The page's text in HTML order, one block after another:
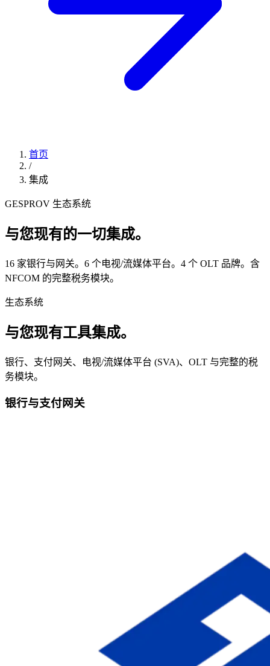
首页
/
集成
GESPROV 生态系统
与您现有的一切集成。
16 家银行与网关。6 个电视/流媒体平台。4 个 OLT 品牌。含
NFCOM 的完整税务模块。
生态系统
与您现有工具集成。
银行、支付网关、电视/流媒体平台 (SVA)、OLT 与完整的税
务模块。
银行与支付网关